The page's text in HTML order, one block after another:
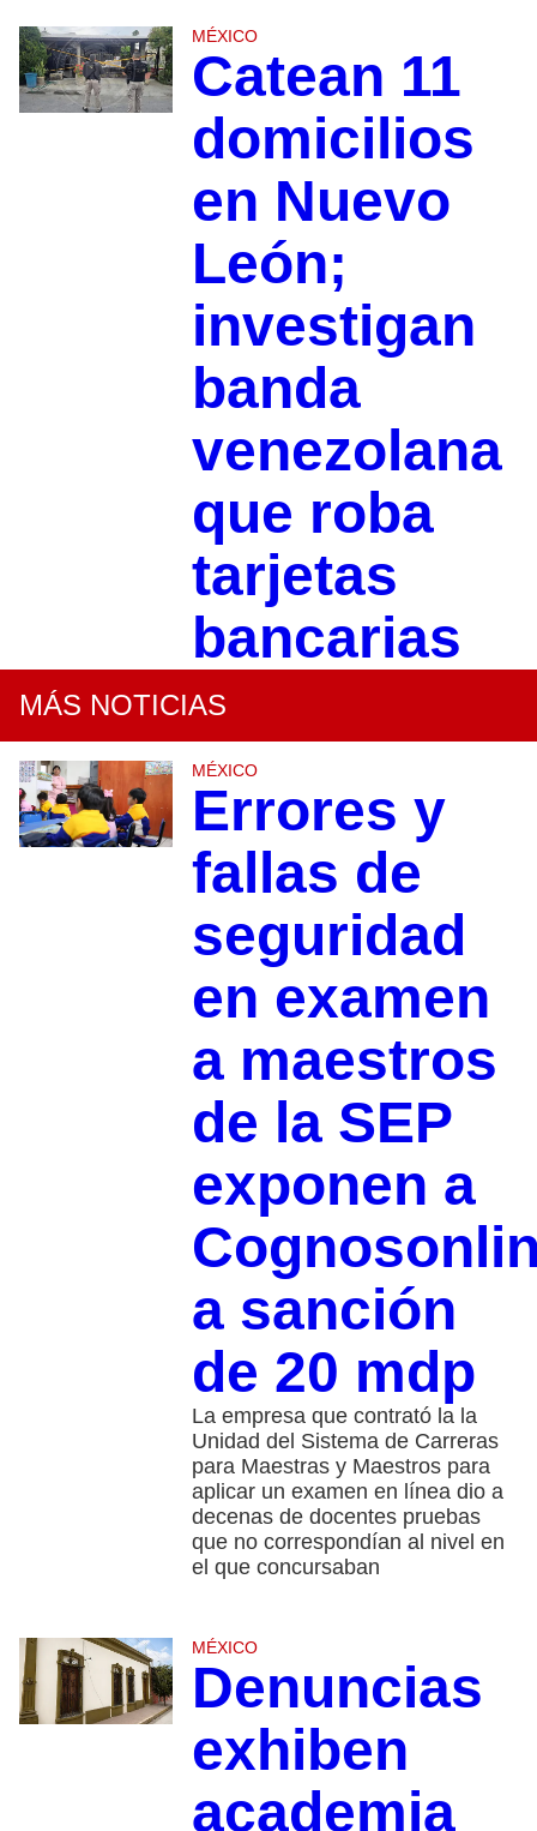
MÉXICO
Catean 11
domicilios
en Nuevo
León;
investigan
banda
venezolana
que roba
tarjetas
bancarias
MÁS NOTICIAS
MÉXICO
Errores y
fallas de
seguridad
en examen
a maestros
de la SEP
exponen a
a sanción
de 20 mdp
La empresa que contrató la la
Unidad del Sistema de Carreras
para Maestras y Maestros para
aplicar un examen en línea dio a
decenas de docentes pruebas
que no correspondían al nivel en
el que concursaban
MÉXICO
Denuncias
exhiben
academia